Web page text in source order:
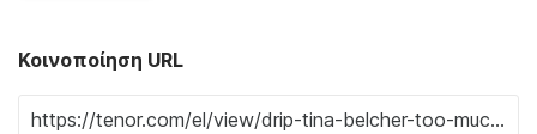
Κοινοποίηση URL